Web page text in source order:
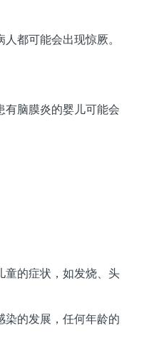
都可能会出现惊厥。
有脑膜炎的婴儿可能会
童的症状，如发烧、头
染的发展，任何年龄的